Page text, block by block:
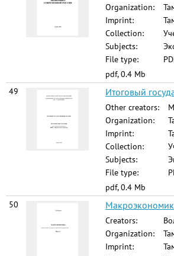
Organization:
Imprint:
Collection:
Subjects:
File type:
pdf, 0.4 Mb
49
Итоговый
Other creators:
Organization:
Imprint:
Collection:
Subjects:
File type:
pdf, 0.4 Mb
50
Creators:
Organization:
Imprint: